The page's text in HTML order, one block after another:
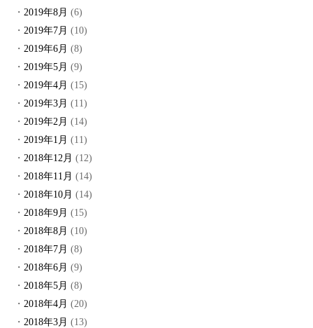
2019年8月 (6)
2019年7月 (10)
2019年6月 (8)
2019年5月 (9)
2019年4月 (15)
2019年3月 (11)
2019年2月 (14)
2019年1月 (11)
2018年12月 (12)
2018年11月 (14)
2018年10月 (14)
2018年9月 (15)
2018年8月 (10)
2018年7月 (8)
2018年6月 (9)
2018年5月 (8)
2018年4月 (20)
2018年3月 (13)